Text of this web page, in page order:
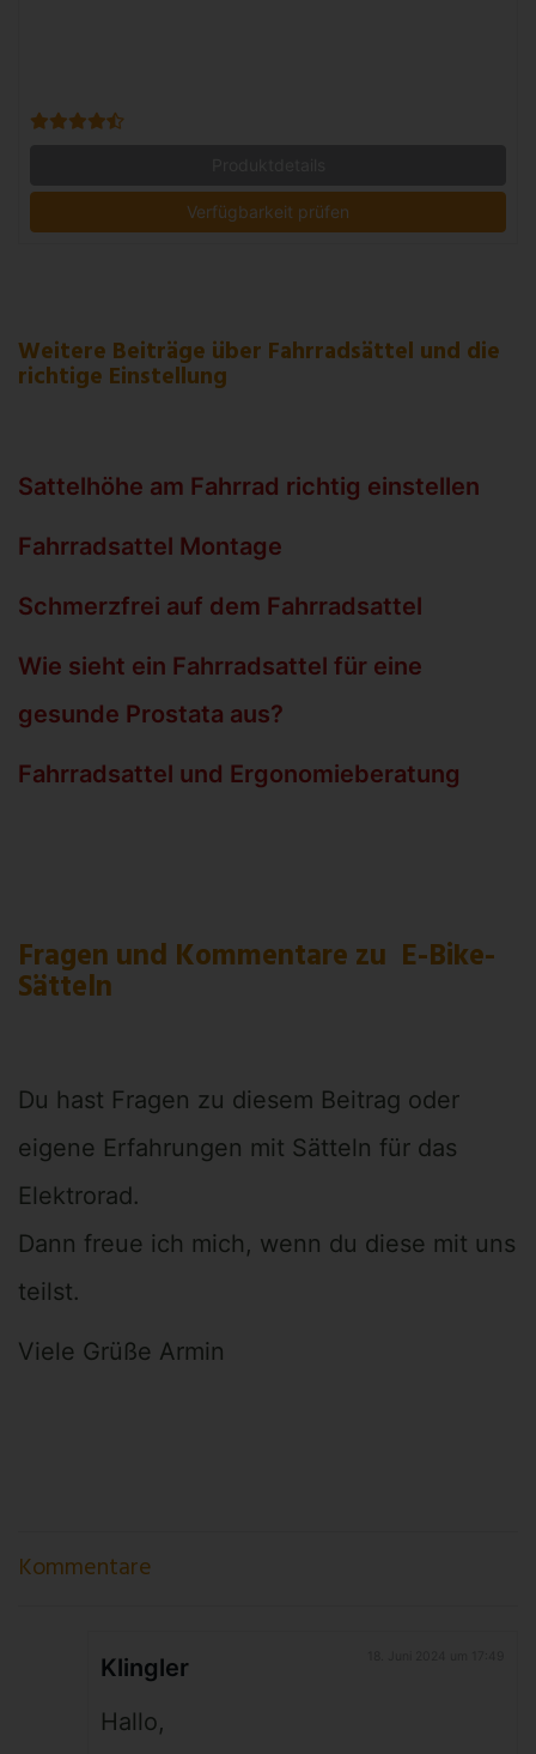
Verfügbarkeit prüfen
Weitere Beiträge über Fahrradsättel und die
richtige Einstellung
Sattelhöhe am Fahrrad richtig einstellen
Fahrradsattel Montage
Schmerzfrei auf dem Fahrradsattel
Wie sieht ein Fahrradsattel für eine
gesunde Prostata aus?
Fahrradsattel und Ergonomieberatung
Fragen und Kommentare zu E-Bike-
Sätteln
Du hast Fragen zu diesem Beitrag oder
eigene Erfahrungen mit Sätteln für das
Elektrorad.
Dann freue ich mich, wenn du diese mit uns
teilst.
Viele Grüße Armin
Kommentare
Klingler
Hallo,